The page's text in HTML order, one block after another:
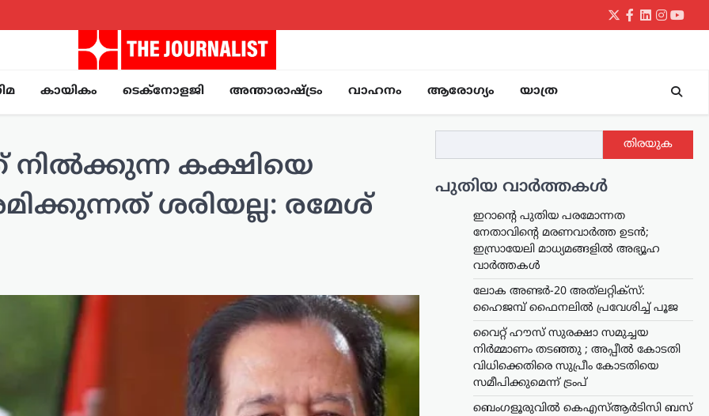
Twitter
Facebook
LinkedIn
കായികം ടെക്നോളജി അന്താരാഷ്ട്രം വാഹനം ആരോഗ്യം യാത്ര
നിൽക്കുന്ന കക്ഷിയെ
ശരിയല്ല: രമേശ്
തിരയുക
പുതിയ വാർത്തകൾ
ഇറാന്റെ പുതിയ പരമോന്നത
നേതാവിന്റെ മരണവാർത്ത ഉടൻ;
ഇസ്രായേലി മാധ്യമങ്ങളിൽ അഭ്യൂഹ
വാർത്തകൾ
ലോക അണ്ടർ-20 അത്‌ലറ്റിക്സ്:
ഹൈജമ്പ് ഫൈനലിൽ പ്രവേശിച്ച് പൂജ
വൈറ്റ് ഹൗസ് സുരക്ഷാ സമുച്ചയ
നിർമ്മാണം തടഞ്ഞു ; അപ്പീൽ കോടതി
വിധിക്കെതിരെ സുപ്രീം കോടതിയെ
സമീപിക്കുമെന്ന് ട്രംപ്
ബെംഗളൂരുവിൽ കെഎസ്ആർടിസി ബസ്